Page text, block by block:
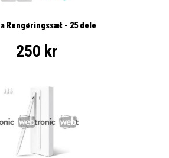
Rengøringssæt - 25 dele
250 kr